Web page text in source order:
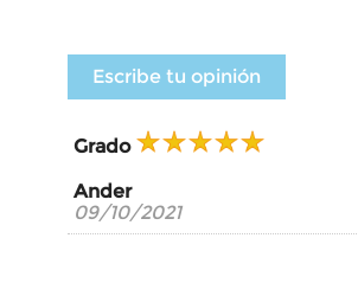
Escribe tu opinión
Grado
Ander
09/10/2021